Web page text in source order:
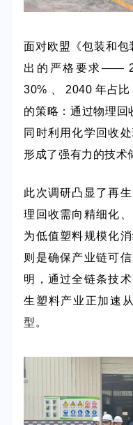
面对欧盟《包装和包
出的严格要求——
30% 、 2040 年占
的策略：通过物理回
同时利用化学回收
形成了强有力的技术
此次调研凸显了再
理回收需向精细化
为低值塑料规模化
则是确保产业链可
明，通过全链条技
生塑料产业正加速从
型。